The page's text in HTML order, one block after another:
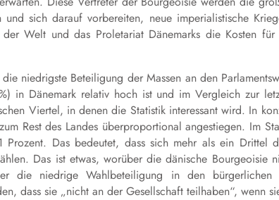
sich darauf vorbereiten, neue imperialistische
Welt und das Proletariat Dänemarks die Kosten
niedrigste Beteiligung der Massen an den
in Dänemark relativ hoch ist und im Vergleich zur
Viertel, in denen die Statistik interessant wird. In
Rest des Landes überproportional angestiegen. Im
Das bedeutet, dass sich mehr als ein Drittel
Das ist etwas, worüber die dänische Bourgeoisie
die niedrige Wahlbeteiligung in den
dass sie „nicht an der Gesellschaft teilhaben“, wenn